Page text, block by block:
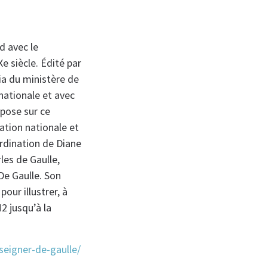
avec le
siècle. Édité par
du ministère de
et avec
sur ce
nationale et
de Diane
de Gaulle,
Gaulle. Son
illustrer, à
jusqu’à la
de-gaulle/